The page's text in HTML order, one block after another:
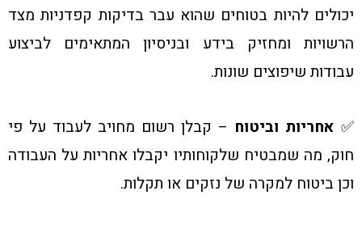
יכולים להיות בטוחים שהוא עבר בדיקות קפדניות מצד
הרשויות ומחזיק בידע ובניסיון המתאימים לביצוע
עבודות שיפוצים שונות.
✅ אחריות וביטוח – קבלן רשום מחויב לעבוד על פי
חוק, מה שמבטיח שלקוחותיו יקבלו אחריות על העבודה
וכן ביטוח למקרה של נזקים או תקלות.